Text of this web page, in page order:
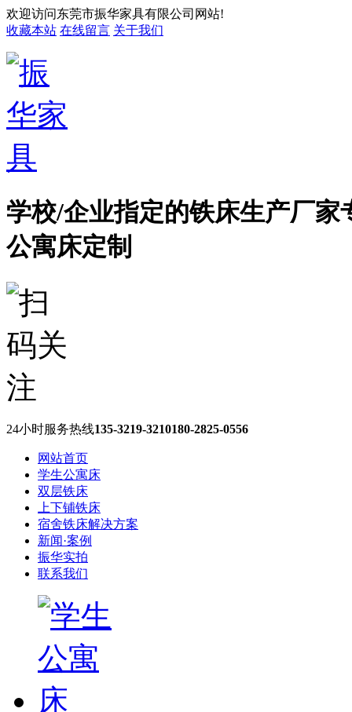
欢迎访问东莞市振华家具有限公司网站!
收藏本站 在线留言 关于我们
学校/企业指定的铁床生产厂家
公寓床定制
24小时服务热线135-3219-3210180-2825-0556
网站首页
学生公寓床
双层铁床
上下铺铁床
宿舍铁床解决方案
新闻·案例
振华实拍
联系我们